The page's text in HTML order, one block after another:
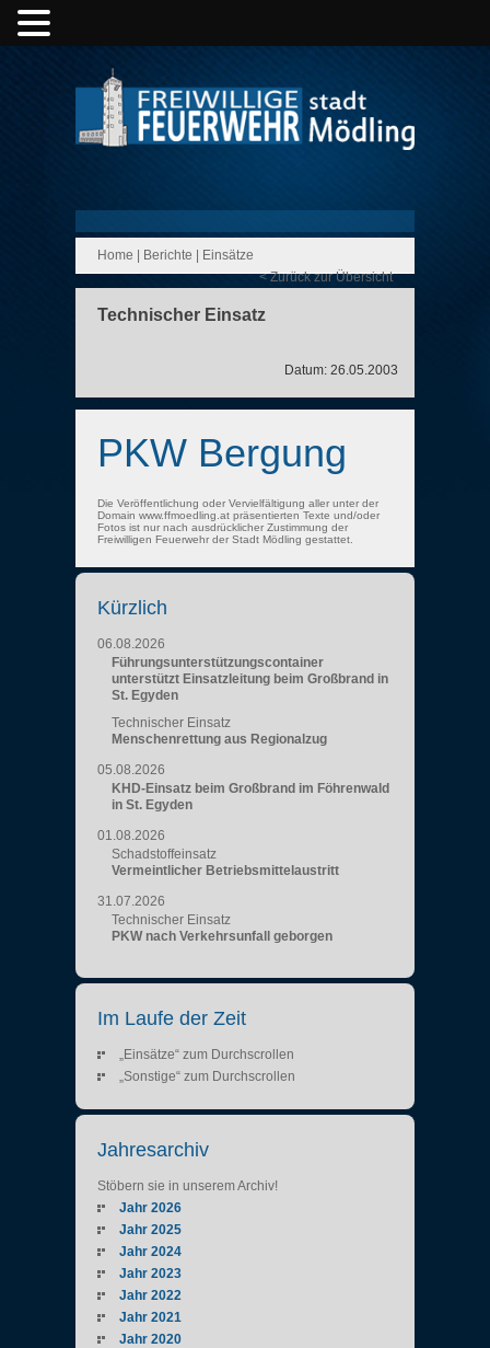
Home Berichte
Einsätze
< Zurück zur Übersicht
Technischer Einsatz
Datum: 26.05.2003
PKW Bergung
Die Veröffentlichung oder Vervielfältigung aller unter der
Domain www.ffmoedling.at präsentierten Texte und/oder
Fotos ist nur nach ausdrücklicher Zustimmung der
Freiwilligen Feuerwehr der Stadt Mödling gestattet.
Kürzlich
06.08.2026
Führungsunterstützungscontainer
unterstützt Einsatzleitung beim Großbrand in
St. Egyden
Technischer Einsatz
Menschenrettung aus Regionalzug
05.08.2026
KHD-Einsatz beim Großbrand im Föhrenwald
in St. Egyden
01.08.2026
Schadstoffeinsatz
Vermeintlicher Betriebsmittelaustritt
31.07.2026
Technischer Einsatz
PKW nach Verkehrsunfall geborgen
Im Laufe der Zeit
„Einsätze“ zum Durchscrollen
„Sonstige“ zum Durchscrollen
Jahresarchiv
Stöbern sie in unserem Archiv!
Jahr 2026
Jahr 2025
Jahr 2024
Jahr 2023
Jahr 2022
Jahr 2021
Jahr 2020